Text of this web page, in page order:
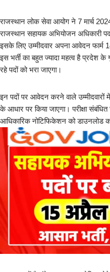
राजस्थान लोक सेवा आयोग ने 7 मार्च
राजस्थान सहायक अभियोजन अधिकारी
इसके लिए उम्मीदवार अपना आवेदन
इस भर्ती का बहुत ज्यादा महत्व है प्रदेश के
रहे पदों को भरा जाएगा।
इन पदों पर आवेदन करने वाले उम्मीदवारों में
के आधार पर किया जाएगा। परीक्षा
आधिकारिक नोटिफिकेशन को